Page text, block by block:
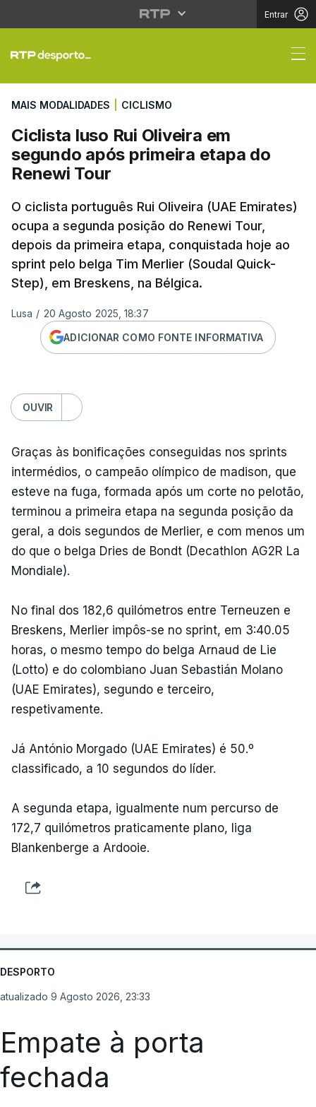
Entrar
Ciclista luso Rui
MAIS MODALIDADES CICLISMO
Ciclista luso Rui Oliveira em
segundo após primeira etapa do
Renewi Tour
O ciclista português Rui Oliveira (UAE Emirates)
ocupa a segunda posição do Renewi Tour,
depois da primeira etapa, conquistada hoje ao
sprint pelo belga Tim Merlier (Soudal Quick-
Step), em Breskens, na Bélgica.
Lusa / 20 Agosto 2025, 18:37
ADICIONAR COMO FONTE INFORMATIVA
OUVIR
Graças às bonificações conseguidas nos sprints
intermédios, o campeão olímpico de madison, que
esteve na fuga, formada após um corte no pelotão,
terminou a primeira etapa na segunda posição da
geral, a dois segundos de Merlier, e com menos um
do que o belga Dries de Bondt (Decathlon AG2R La
Mondiale).
No final dos 182,6 quilómetros entre Terneuzen e
Breskens, Merlier impôs-se no sprint, em 3:40.05
horas, o mesmo tempo do belga Arnaud de Lie
(Lotto) e do colombiano Juan Sebastián Molano
(UAE Emirates), segundo e terceiro,
respetivamente.
Já António Morgado (UAE Emirates) é 50.º
classificado, a 10 segundos do líder.
A segunda etapa, igualmente num percurso de
172,7 quilómetros praticamente plano, liga
Blankenberge a Ardooie.
DESPORTO
atualizado 9 Agosto 2026, 23:33
Empate à porta
fechada